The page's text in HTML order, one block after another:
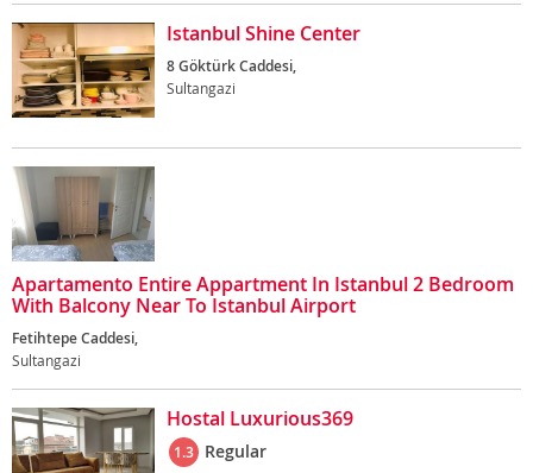
Istanbul Shine Center
8 Göktürk Caddesi,
Sultangazi
Apartamento Entire Appartment In Istanbul 2 Bedroom
With Balcony Near To Istanbul Airport
Fetihtepe Caddesi,
Sultangazi
Hostal Luxurious369
1.3 Regular